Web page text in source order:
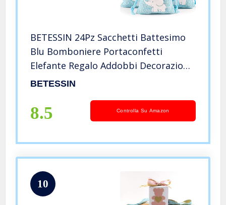
BETESSIN 24Pz Sacchetti Battesimo
Blu Bomboniere Portaconfetti
Elefante Regalo Addobbi Decorazioni
Battesimo Nascita Compleanno
Bimbo
BETESSIN
8.5 Controlla Su Amazon
10